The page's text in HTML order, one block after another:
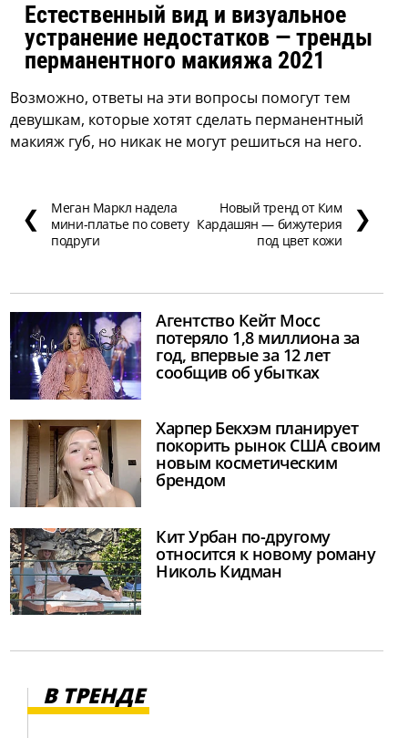
Естественный вид и визуальное
устранение недостатков — тренды
перманентного макияжа 2021
Возможно, ответы на эти вопросы помогут тем
девушкам, которые хотят сделать перманентный
макияж губ, но никак не могут решиться на него.
❮
Меган Маркл надела
мини-платье по совету
подруги
Новый тренд от Ким
Кардашян — бижутерия
под цвет кожи
❯
Агентство Кейт Мосс
потеряло 1,8 миллиона за
год, впервые за 12 лет
сообщив об убытках
Харпер Бекхэм планирует
покорить рынок США своим
новым косметическим
брендом
Кит Урбан по-другому
относится к новому роману
Николь Кидман
В ТРЕНДЕ